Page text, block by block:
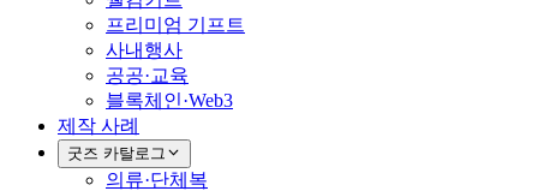
프리미엄 기프트
사내행사
공공·교육
블록체인·Web3
제작 사례
굿즈 카탈로그
의류·단체복